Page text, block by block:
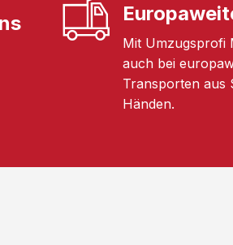
Mit Umzugsprofi
auch bei
Transporten aus
Händen.